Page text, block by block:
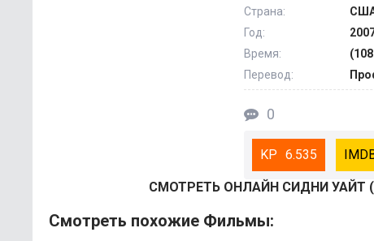
Страна:
Год:
Время:
Перевод:
0
6.535
СМОТРEТЬ ОНЛАЙН СИДНИ УАЙТ
Смотреть похожие Фильмы: